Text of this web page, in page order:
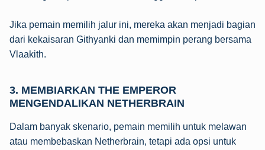
Jika pemain memilih jalur ini, mereka akan menjadi bagian
dari kekaisaran Githyanki dan memimpin perang bersama
Vlaakith.
3. MEMBIARKAN THE EMPEROR
MENGENDALIKAN NETHERBRAIN
Dalam banyak skenario, pemain memilih untuk melawan
atau membebaskan Netherbrain, tetapi ada opsi untuk